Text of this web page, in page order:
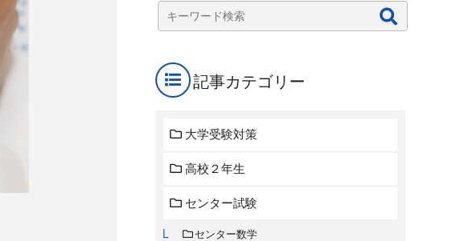
記事カテゴリー
大学受験対策
高校２年生
センター試験
センター数学